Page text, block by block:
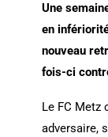
Une
en
nouveau
fois-ci
Le FC Metz
adversaire,